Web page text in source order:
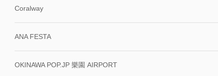
Coralway
ANA FESTA
OKINAWA POP.JP 樂園 AIRPORT